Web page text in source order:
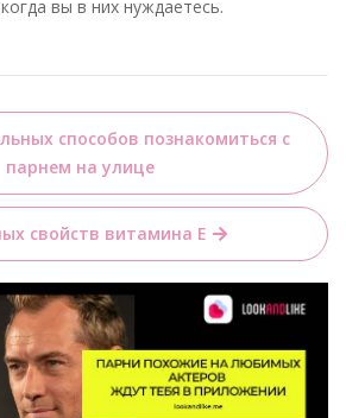
вы в них нуждаетесь.
способов познакомиться с
парнем на улице
свойств витамина Е